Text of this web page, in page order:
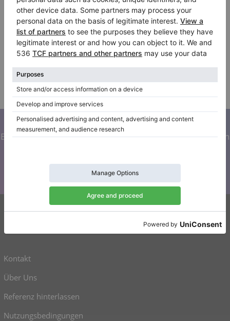
Verkaufspreis:
$7,940.32
Wilh. Steinberg P-118 Performance – Moderator &
Hochglanz-Schwarz
Höhe:46″
Land:Deutschland
Klavierhändler/Klavierstimmer
Verifizierter Verkäufer
Abonnieren Sie unseren Newsletter
Bleiben Sie auf dem Laufenden mit allen Neuigkeiten von
Kontakt
Über Uns
Referenz hinterlassen
Nutzungsbedingungen